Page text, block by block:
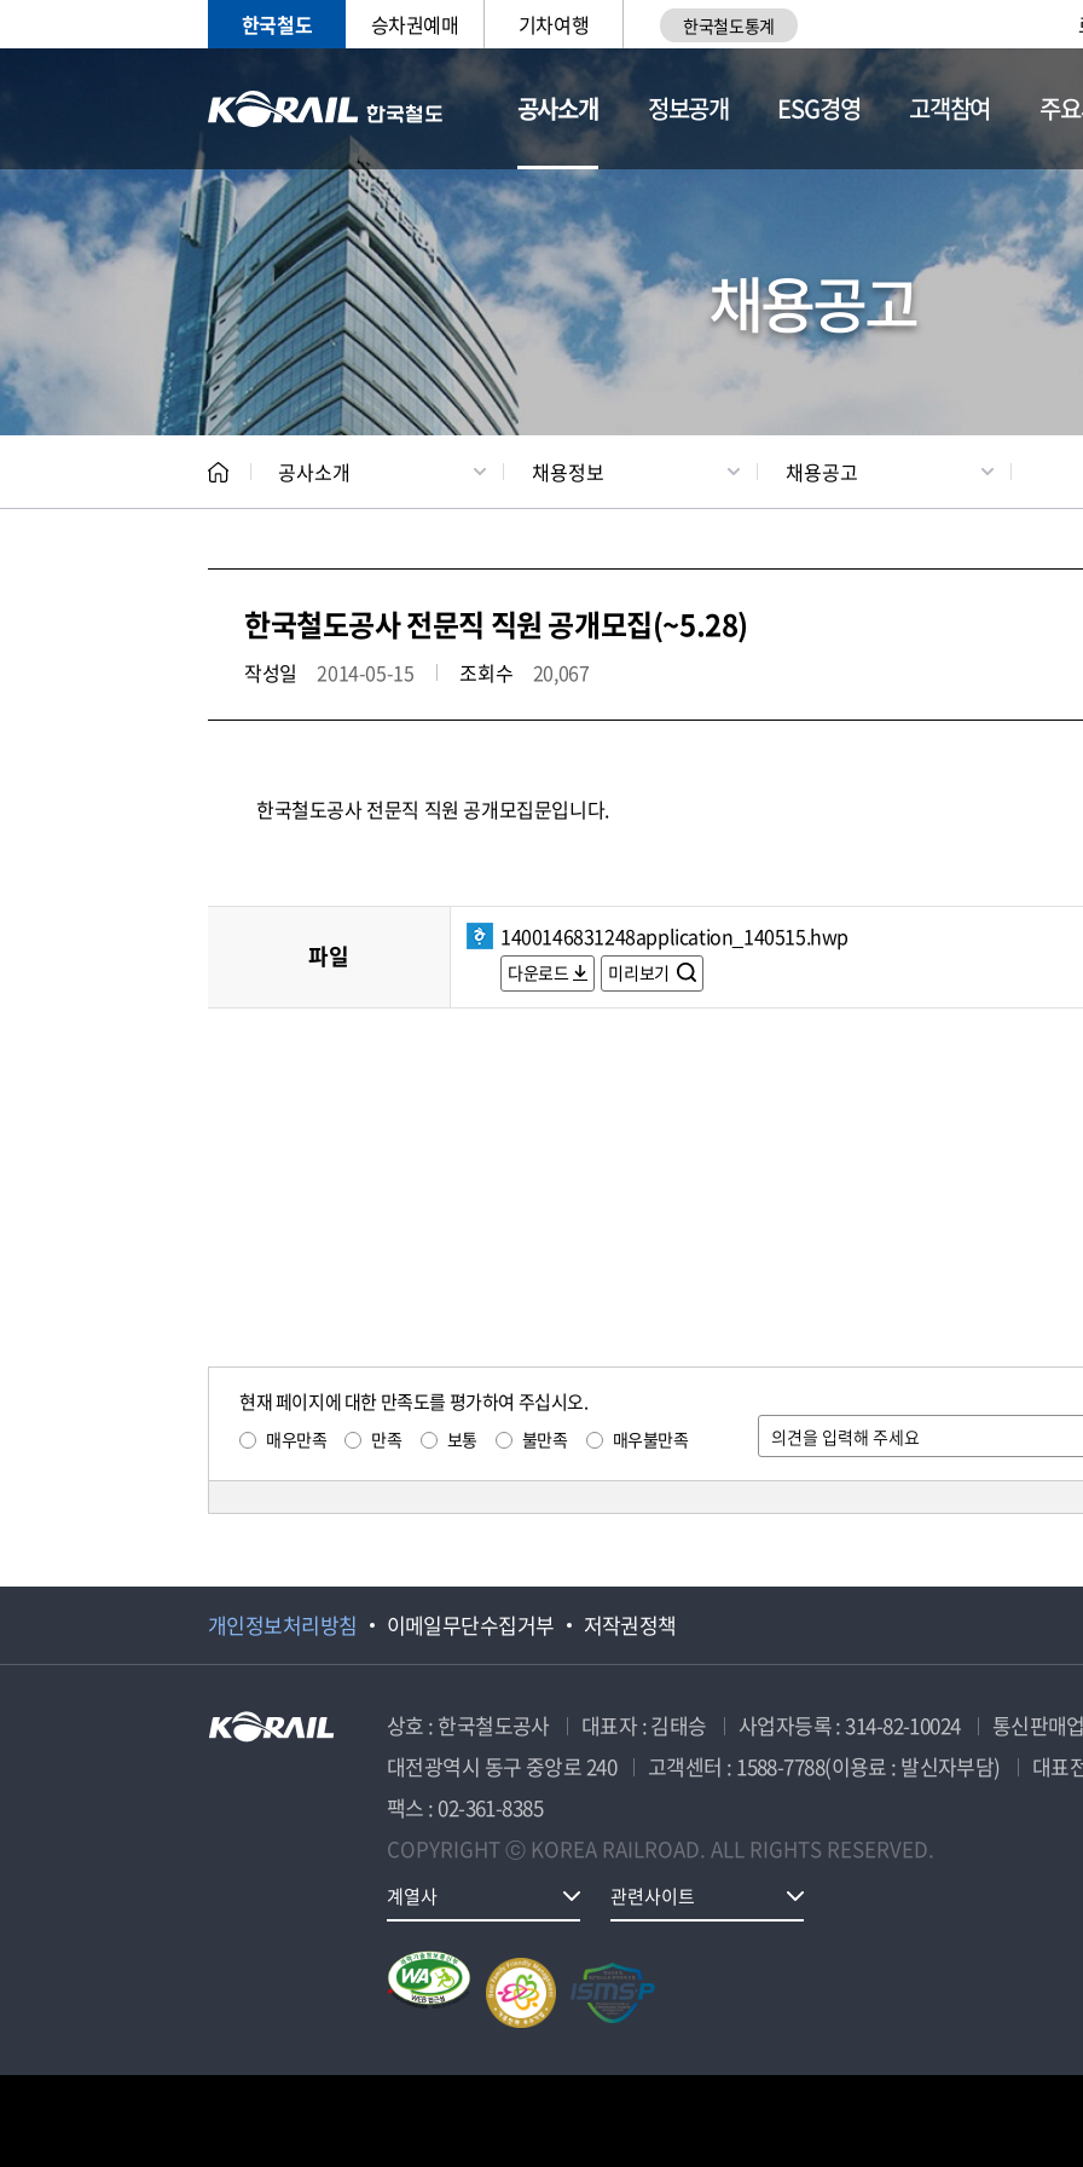
한국철도 승차권예매 기차여행 한국철도통계
공사소개
CEO 일반현황 채용정보
정보공개 ESG경영 고객참여 주
채용공고
공사소개 채용정보 채용공고
한국철도공사 전문직 직원 공개모집(~5.28)
작성일 2014-05-15 조회수 20,067
한국철도공사 전문직 직원 공개모집문입니다.
파일
1400146831248application_140515.hwp
다운로드 미리보기
현재 페이지에 대한 만족도를 평가하여 주십시오.
매우만족 만족 보통 불만족 매우불만족
개인정보처리방침 이메일무단수집거부 저작권정책
상호 : 한국철도공사 대표자 : 김태승 사업자등록 : 314-82-10024
통신판매
대전광역시 동구 중앙로 240
고객센터 : 1588-7788(이용료 : 발신자부담)
대표
팩스 : 02-361-8385
COPYRIGHT ⓒ KOREA RAILROAD. ALL RIGHTS RESERVED.
계열사 관련사이트